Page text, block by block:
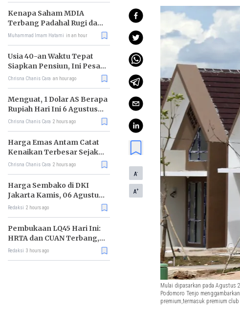
Kenapa Saham MDIA
Terbang Padahal Rugi dan
Terlilit Utang?
Muhammad Imam Hatami in an hour
Usia 40-an Waktu Tepat
Siapkan Pensiun, Ini Pesan
Rhenald Kasali
Chrisna Chanis Cara an hour ago
Menguat, 1 Dolar AS Berapa
Rupiah Hari Ini 6 Agustus
2026?
Chrisna Chanis Cara 2 hours ago
Harga Emas Antam Catat
Kenaikan Terbesar Sejak
Mei 2026
Chrisna Chanis Cara 2 hours ago
Harga Sembako di DKI
Jakarta Kamis, 06 Agustus
2026, Daging Kambing
Redaksi 2 hours ago
Pembukaan LQ45 Hari Ini:
HRTA dan CUAN Terbang,
MAPI Tiarap
Redaksi 3 hours ago
A-
A+
Mulai dipasarkan pada Agustus
Podomoro Tenjo
premium,termasuk premium